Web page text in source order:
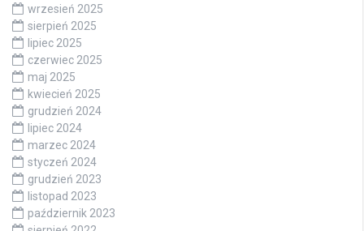
wrzesień 2025
sierpień 2025
lipiec 2025
czerwiec 2025
maj 2025
kwiecień 2025
grudzień 2024
lipiec 2024
marzec 2024
styczeń 2024
grudzień 2023
listopad 2023
październik 2023